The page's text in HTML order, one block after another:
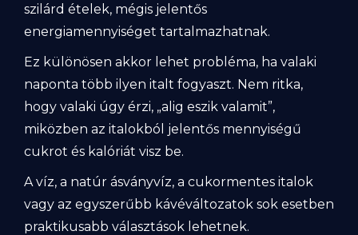
szilárd ételek, mégis jelentős
energiamennyiséget tartalmazhatnak.
Ez különösen akkor lehet probléma, ha valaki
naponta több ilyen italt fogyaszt. Nem ritka,
hogy valaki úgy érzi, „alig eszik valamit”,
miközben az italokból jelentős mennyiségű
cukrot és kalóriát visz be.
A víz, a natúr ásványvíz, a cukormentes italok
vagy az egyszerűbb kávéváltozatok sok esetben
praktikusabb választások lehetnek.